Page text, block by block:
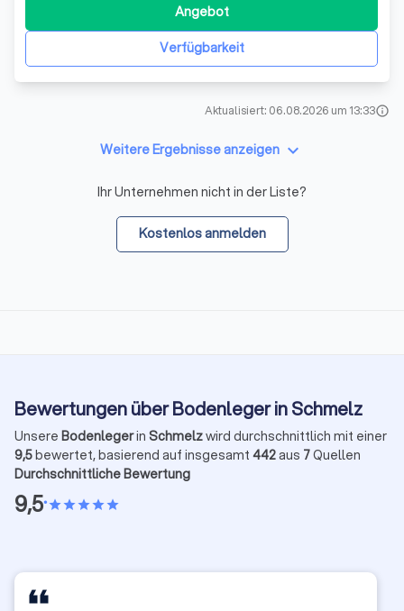
die individuell auf Ihre Wünsche und Bedürfnisse
abgestimmt sind. Unser engagiertes Team steht Ihnen
mit umfassender Beratung zur Seite, um di
Verfügbarkeit
Angebot
Aktualisiert: 06.08.2026 um 13:33info
Weitere Ergebnisse anzeigen keyboard_arrow_down
Ihr Unternehmen nicht in der Liste?
Kostenlos anmelden
Bewertungen über Bodenleger in Schmelz
Unsere Bodenlegerin Schmelzwird durchschnittlich mit einer
9,5bewertet, basierend auf insgesamt 442aus 7Quellen
Durchschnittliche Bewertung
9,5•starstarstarstarstar